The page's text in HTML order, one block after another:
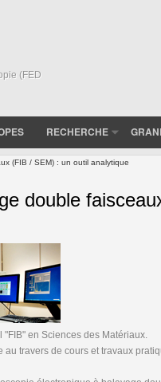
(FED
RECHERCHE
(FIB / SEM) : un outil analytique
double
en Sciences des Matériaux.
travers de cours et travaux